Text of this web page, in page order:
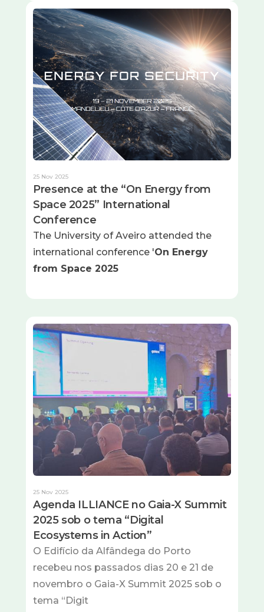
Imagem
25 Nov 2025
Presence at the “On Energy from
Space 2025” International
Conference
The University of Aveiro attended the
international conference 'On Energy
from Space 2025
Imagem
25 Nov 2025
Agenda ILLIANCE no Gaia-X Summit
2025 sob o tema “Digital
Ecosystems in Action”
O Edifício da Alfândega do Porto
recebeu nos passados dias 20 e 21 de
novembro o Gaia-X Summit 2025 sob o
tema “Digit